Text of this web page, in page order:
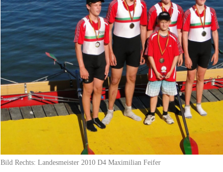
Bild Rechts: Landesmeister 2010 D4 Maximilian Feifer